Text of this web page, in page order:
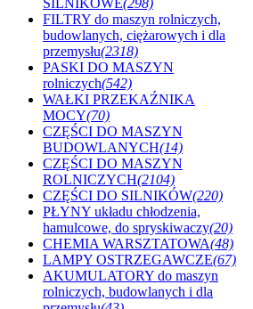
SILNIKOWE(298)
FILTRY do maszyn rolniczych,
budowlanych, ciężarowych i dla
przemysłu(2318)
PASKI DO MASZYN
rolniczych(542)
WAŁKI PRZEKAŹNIKA
MOCY(70)
CZĘŚCI DO MASZYN
BUDOWLANYCH(14)
CZĘŚCI DO MASZYN
ROLNICZYCH(2104)
CZĘŚCI DO SILNIKÓW(220)
PŁYNY układu chłodzenia,
hamulcowe, do spryskiwaczy(20)
CHEMIA WARSZTATOWA(48)
LAMPY OSTRZEGAWCZE(67)
AKUMULATORY do maszyn
rolniczych, budowlanych i dla